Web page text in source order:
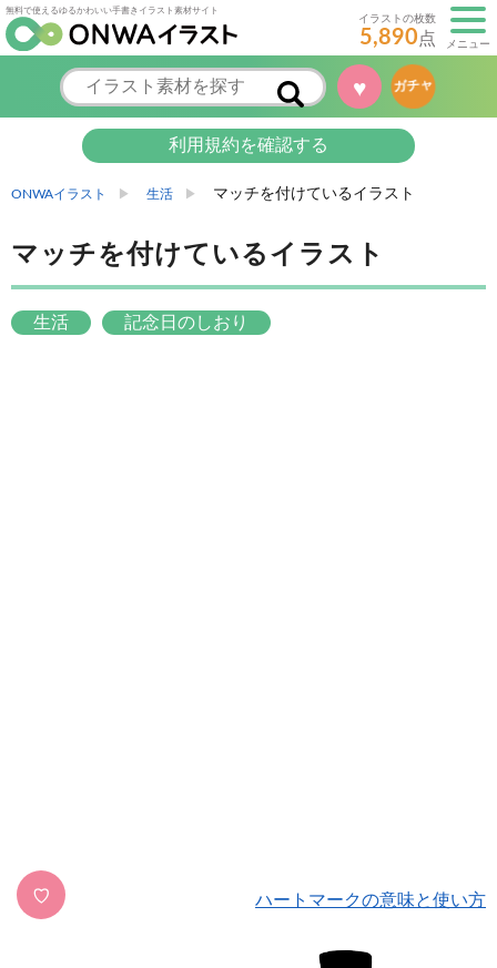
無料で使えるゆるかわいい手書きイラスト素材サイト
イラストの枚数
5,890点 メニュー
♥ ガチャ
利用規約を確認する
ONWAイラスト 生活 マッチを付けているイラスト
マッチを付けているイラスト
生活 記念日のしおり
♡ ハートマークの意味と使い方